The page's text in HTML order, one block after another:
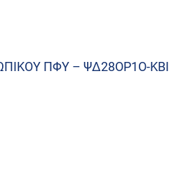
ΠΦΥ – ΨΔ28ΟΡ1Ο-ΚΒΙ